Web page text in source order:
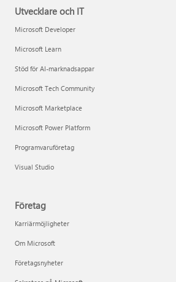
Utvecklare och IT
Microsoft Developer
Microsoft Learn
Stöd för AI-marknadsappar
Microsoft Tech Community
Microsoft Marketplace
Microsoft Power Platform
Programvaruföretag
Visual Studio
Företag
Karriärmöjligheter
Om Microsoft
Företagsnyheter